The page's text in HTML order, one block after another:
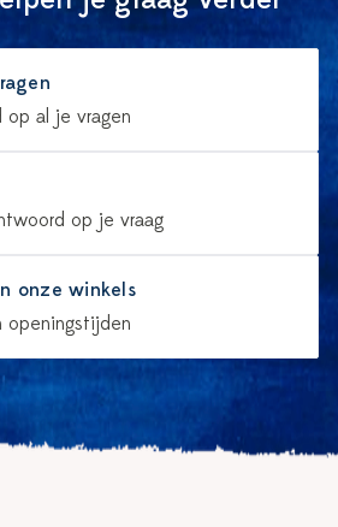
al je vragen
op je vraag
onze winkels
openingstijden